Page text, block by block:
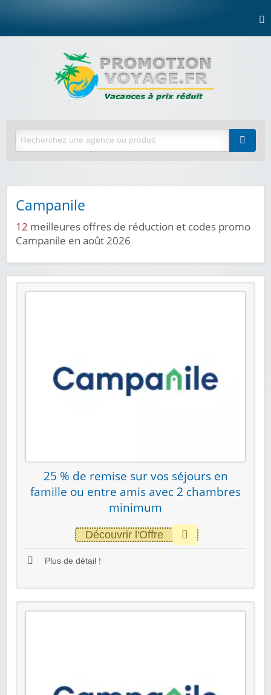
Campanile
12 meilleures offres de réduction et codes promo
Campanile en août 2026
25 % de remise sur vos séjours en
famille ou entre amis avec 2 chambres
minimum
Découvrir l'Offre
Plus de détail !